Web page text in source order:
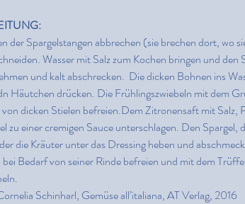
der Spargelstangen abbrechen (sie brechen dort, wo
Wasser mit Salz zum Kochen bringen und
und kalt abschrecken.  Die dicken Bohnen ins
Häutchen drücken. Die Frühlingszwiebeln mit dem
dicken Stielen befreien.Dem Zitronensaft mit
zu einer cremigen Sauce unterschlagen. Den
die Kräuter unter das Dressing heben und
Bedarf von seiner Rinde befreien und mit dem
Schinharl, Gemüse all’italiana, AT Verlag, 2016